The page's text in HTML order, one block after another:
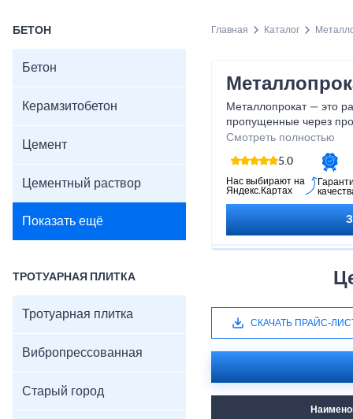
БЕТОН
Бетон
Керамзитобетон
Цемент
Цементный раствор
Показать ещё
ТРОТУАРНАЯ ПЛИТКА
Тротуарная плитка
Вибропрессованная
Старый город
Главная Каталог
Металлопрокат — это
пропущенные через
они обретают
это: арматура; балка
катанка; квадрат; круг;
Смотреть полностью
5.0
Нас выбирают на
Яндекс.Картах
СКАЧАТЬ ПРАЙС-